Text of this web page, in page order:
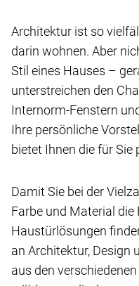
Architektur ist so
darin wohnen. Aber
Stil eines Hauses –
unterstreichen den
Internorm-Fenstern
Ihre persönliche
bietet Ihnen die für Sie
Damit Sie bei der
Farbe und Material die
Haustürlösungen
an Architektur, Design
aus den